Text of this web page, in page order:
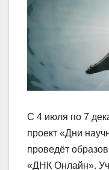
С 4 июля по 7
проект «Дни
проведёт
«ДНК Онлайн».